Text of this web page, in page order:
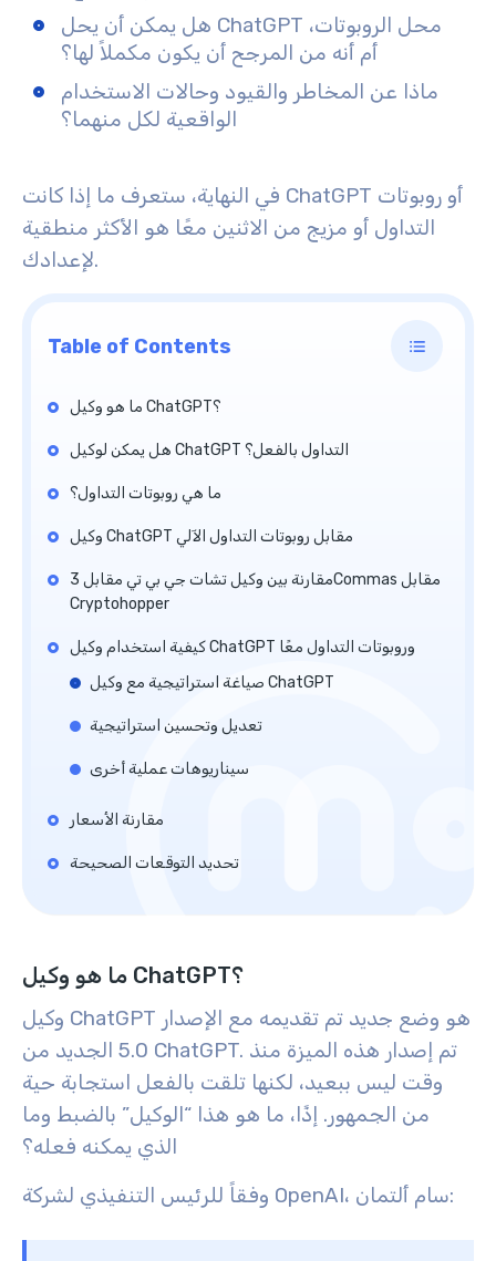
هل يمكن أن يحل ChatGPT محل الروبوتات،
أم أنه من المرجح أن يكون مكملاً لها؟
ماذا عن المخاطر والقيود وحالات الاستخدام
الواقعية لكل منهما؟
في النهاية، ستعرف ما إذا كانت ChatGPT أو روبوتات
التداول أو مزيج من الاثنين معًا هو الأكثر منطقية
لإعدادك.
Table of Contents
ما هو وكيل ChatGPT؟
هل يمكن لوكيل ChatGPT التداول بالفعل؟
ما هي روبوتات التداول؟
وكيل ChatGPT مقابل روبوتات التداول الآلي
مقارنة بين وكيل تشات جي بي تي مقابل 3Commas مقابل
Cryptohopper
كيفية استخدام وكيل ChatGPT وروبوتات التداول معًا
صياغة استراتيجية مع وكيل ChatGPT
تعديل وتحسين استراتيجية
سيناريوهات عملية أخرى
مقارنة الأسعار
تحديد التوقعات الصحيحة
ما هو وكيل ChatGPT؟
وكيل ChatGPT هو وضع جديد تم تقديمه مع الإصدار
5.0 الجديد من ChatGPT. تم إصدار هذه الميزة منذ
وقت ليس ببعيد، لكنها تلقت بالفعل استجابة حية
من الجمهور. إذًا، ما هو هذا “الوكيل” بالضبط وما
الذي يمكنه فعله؟
وفقاً للرئيس التنفيذي لشركة OpenAI، سام ألتمان: